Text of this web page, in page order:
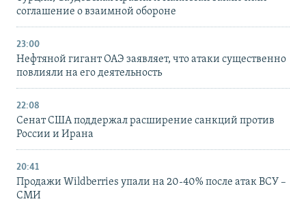
соглашение о взаимной обороне
23:00
Нефтяной гигант ОАЭ заявляет, что атаки существенно
повлияли на его деятельность
22:08
Сенат США поддержал расширение санкций против
России и Ирана
20:41
Продажи Wildberries упали на 20-40% после атак ВСУ –
СМИ